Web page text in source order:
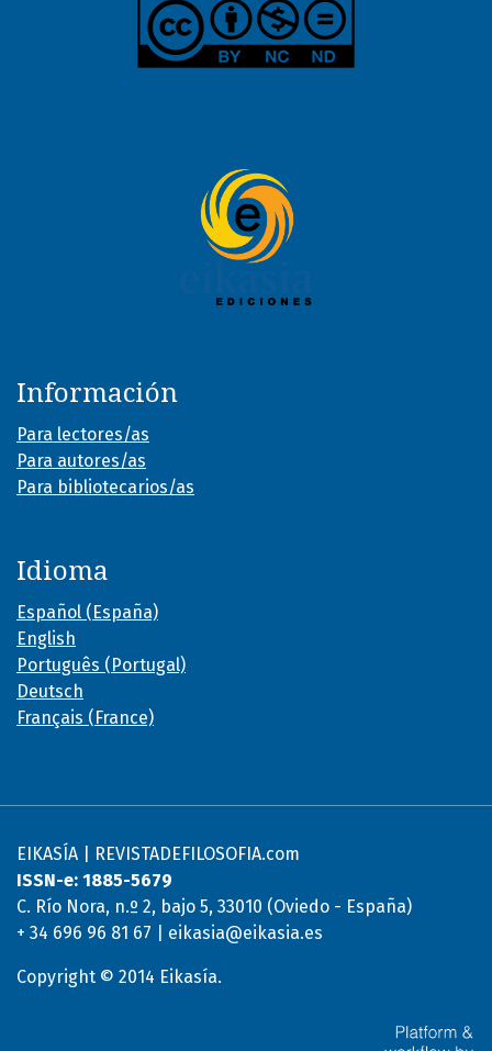
Información
Para lectores/as
Para autores/as
Para bibliotecarios/as
Idioma
Español (España)
English
Português (Portugal)
Deutsch
Français (France)
EIKASÍA | REVISTADEFILOSOFIA.com
ISSN-e: 1885-5679
C. Río Nora, n.º 2, bajo 5, 33010 (Oviedo - España)
+ 34 696 96 81 67 | eikasia@eikasia.es
Copyright © 2014 Eikasía.